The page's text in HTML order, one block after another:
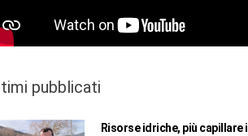
pubblicati
Risorse idriche, più capillare il